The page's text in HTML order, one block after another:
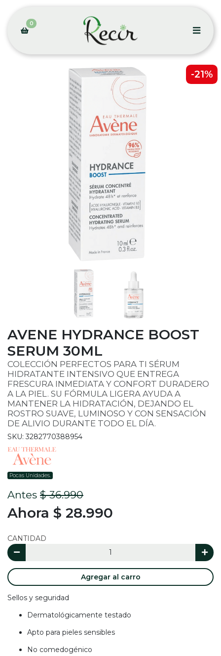
0
-21%
AVENE HYDRANCE BOOST
SERUM 30ML
COLECCIÓN PERFECTOS PARA TI SÉRUM
HIDRATANTE INTENSIVO QUE ENTREGA
FRESCURA INMEDIATA Y CONFORT DURADERO
A LA PIEL. SU FÓRMULA LIGERA AYUDA A
MANTENER LA HIDRATACIÓN, DEJANDO EL
ROSTRO SUAVE, LUMINOSO Y CON SENSACIÓN
DE ALIVIO DURANTE TODO EL DÍA.
SKU: 3282770388954
Pocas Unidades.
Antes $ 36.990
Ahora $ 28.990
CANTIDAD
Agregar al carro
Sellos y seguridad
Dermatológicamente testado
Apto para pieles sensibles
No comedogénico